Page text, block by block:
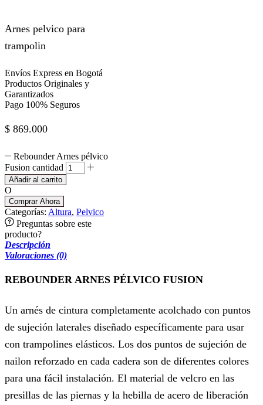
Arnes pelvico para
trampolin
Envíos Express en Bogotá
Productos Originales y
Garantizados
Pago 100% Seguros
$ 869.000
Rebounder Arnes pélvico
Fusion cantidad
Añadir al carrito
O
Comprar Ahora
Categorías: Altura, Pelvico
Preguntas sobre este
producto?
Descripción
Valoraciones (0)
REBOUNDER ARNES PÉLVICO FUSION
Un arnés de cintura completamente acolchado con puntos
de sujeción laterales diseñado específicamente para usar
con trampolines elásticos. Los dos puntos de sujeción de
nailon reforzado en cada cadera son de diferentes colores
para una fácil instalación. El material de velcro en las
presillas de las piernas y la hebilla de acero de liberación